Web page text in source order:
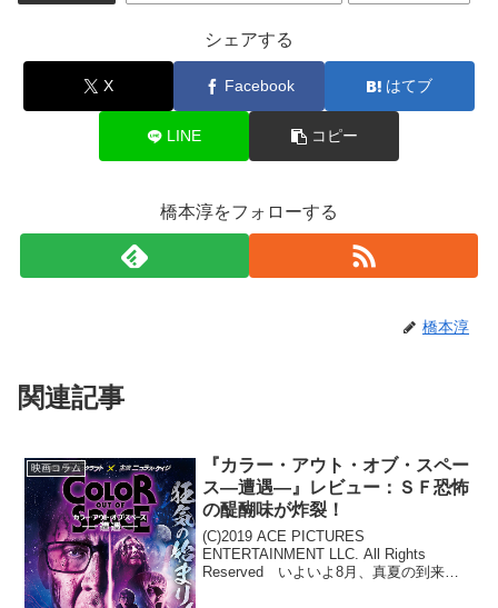
シェアする
X Facebook はてブ
LINE コピー
橋本淳をフォローする
橋本淳
関連記事
映画コラム
『カラー・アウト・オブ・スペー
ス―遭遇―』レビュー：ＳＦ恐怖
の醍醐味が炸裂！
(C)2019 ACE PICTURES
ENTERTAINMENT LLC. All Rights
Reserved いよいよ8月、真夏の到来で